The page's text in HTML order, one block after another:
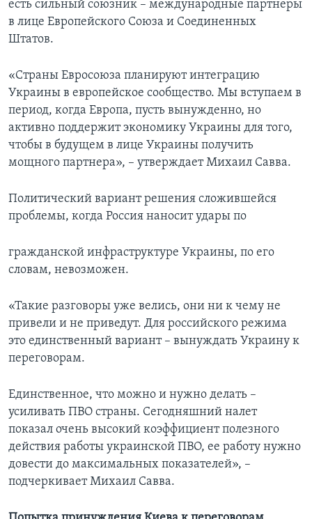
есть сильный союзник – международные партнеры
в лице Европейского Союза и Соединенных
Штатов.
«Страны Евросоюза планируют интеграцию
Украины в европейское сообщество. Мы вступаем в
период, когда Европа, пусть вынужденно, но
активно поддержит экономику Украины для того,
чтобы в будущем в лице Украины получить
мощного партнера», – утверждает Михаил Савва.
Политический вариант решения сложившейся
проблемы, когда Россия наносит удары по
гражданской инфраструктуре Украины, по его
словам, невозможен.
«Такие разговоры уже велись, они ни к чему не
привели и не приведут. Для российского режима
это единственный вариант – вынуждать Украину к
переговорам.
Единственное, что можно и нужно делать –
усиливать ПВО страны. Сегодняшний налет
показал очень высокий коэффициент полезного
действия работы украинской ПВО, ее работу нужно
довести до максимальных показателей», –
подчеркивает Михаил Савва.